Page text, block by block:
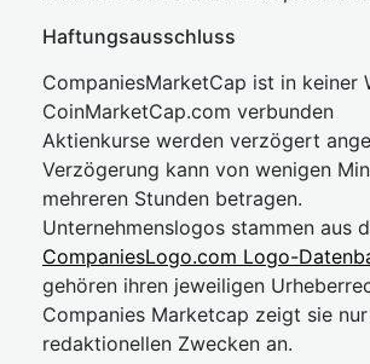
Haftungsausschluss
CompaniesMarketCap ist in keiner
CoinMarketCap.com verbunden
Aktienkurse werden verzögert
Verzögerung kann von wenigen
mehreren Stunden betragen.
Unternehmenslogos stammen aus
CompaniesLogo.com Logo-
gehören ihren jeweiligen
Companies Marketcap zeigt sie
redaktionellen Zwecken an.